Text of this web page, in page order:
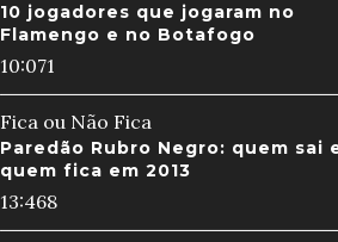
10 jogadores que jogaram no
Flamengo e no Botafogo
10:071
Fica ou Não Fica
Paredão Rubro Negro: quem sai
quem fica em 2013
13:468